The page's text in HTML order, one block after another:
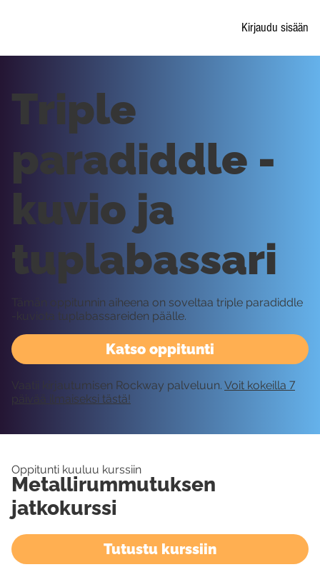
Kirjaudu sisään
Katso oppitunti
Triple
paradiddle -
kuvio ja
tuplabassari
Tämän oppitunnin aiheena on soveltaa triple paradiddle
-kuviota tuplabassareiden päälle.
Vaatii kirjautumisen Rockway palveluun. Voit kokeilla 7
päivää ilmaiseksi tästä!
Oppitunti kuuluu kurssiin
Metallirummutuksen
jatkokurssi
Tutustu kurssiin